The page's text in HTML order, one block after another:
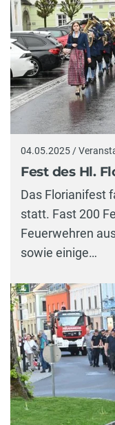
04.05.2025 /
Fest des Hl.
Das Florianifest
statt. Fast 200
Feuerwehren
sowie einige…